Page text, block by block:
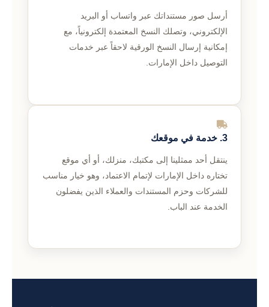
أرسل صور مستنداتك عبر واتساب أو البريد
الإلكتروني، وتصلك النسخ المعتمدة إلكترونياً، مع
إمكانية إرسال النسخ الورقية لاحقاً عبر خدمات
التوصيل داخل الإمارات.
3. خدمة في موقعك
ينتقل أحد ممثلينا إلى مكتبك، منزلك، أو أي موقع
تختاره داخل الإمارات لإتمام الاعتماد، وهو خيار مناسب
للشركات وحزم المستندات والعملاء الذين يفضلون
الخدمة عند الباب.